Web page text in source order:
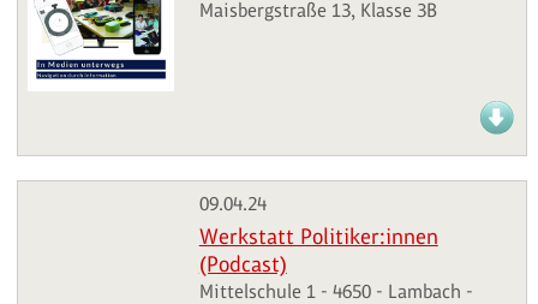
Maisbergstraße 13, Klasse 3B
09.04.24
Werkstatt Politiker:innen
(Podcast)
Mittelschule 1 - 4650 - Lambach -